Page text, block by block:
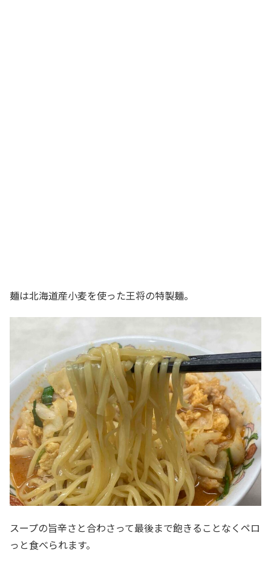
麺は北海道産小麦を使った王将の特製麺。
スープの旨辛さと合わさって最後まで飽きることなくペロ
っと食べられます。